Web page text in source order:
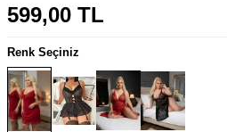
599,00 TL
Renk Seçiniz